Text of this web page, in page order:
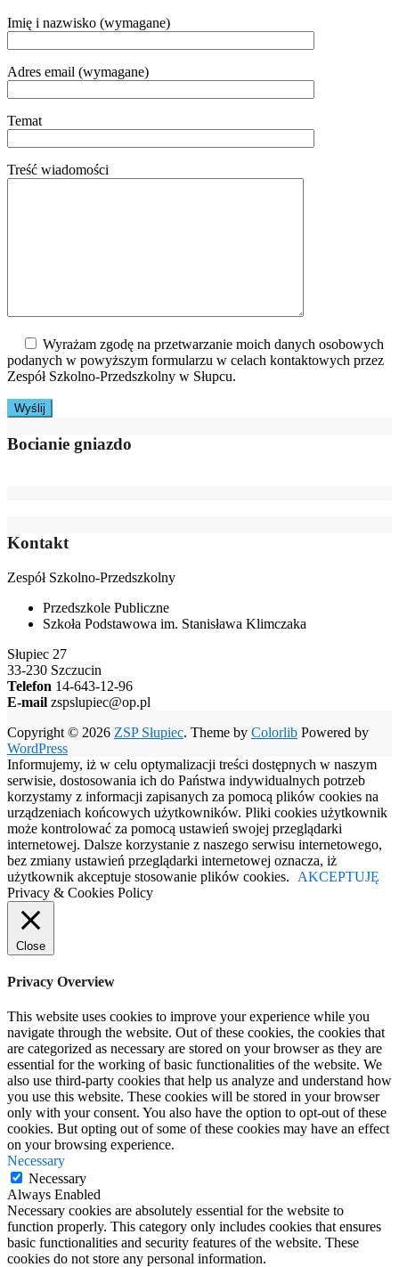
Imię i nazwisko (wymagane)
Adres email (wymagane)
Temat
Treść wiadomości
Wyrażam zgodę na przetwarzanie moich danych osobowych
podanych w powyższym formularzu w celach kontaktowych przez
Zespół Szkolno-Przedszkolny w Słupcu.
Bocianie gniazdo
Kontakt
Zespół Szkolno-Przedszkolny
Przedszkole Publiczne
Szkoła Podstawowa im. Stanisława Klimczaka
Słupiec 27
33-230 Szczucin
Telefon 14-643-12-96
E-mail zspslupiec@op.pl
Copyright © 2026 ZSP Słupiec. Theme by Colorlib Powered by
WordPress
Informujemy, iż w celu optymalizacji treści dostępnych w naszym
serwisie, dostosowania ich do Państwa indywidualnych potrzeb
korzystamy z informacji zapisanych za pomocą plików cookies na
urządzeniach końcowych użytkowników. Pliki cookies użytkownik
może kontrolować za pomocą ustawień swojej przeglądarki
internetowej. Dalsze korzystanie z naszego serwisu internetowego,
bez zmiany ustawień przeglądarki internetowej oznacza, iż
użytkownik akceptuje stosowanie plików cookies.
AKCEPTUJĘ
Privacy & Cookies Policy
Close
Privacy Overview
This website uses cookies to improve your experience while you
navigate through the website. Out of these cookies, the cookies that
are categorized as necessary are stored on your browser as they are
essential for the working of basic functionalities of the website. We
also use third-party cookies that help us analyze and understand how
you use this website. These cookies will be stored in your browser
only with your consent. You also have the option to opt-out of these
cookies. But opting out of some of these cookies may have an effect
on your browsing experience.
Necessary
Necessary
Always Enabled
Necessary cookies are absolutely essential for the website to
function properly. This category only includes cookies that ensures
basic functionalities and security features of the website. These
cookies do not store any personal information.